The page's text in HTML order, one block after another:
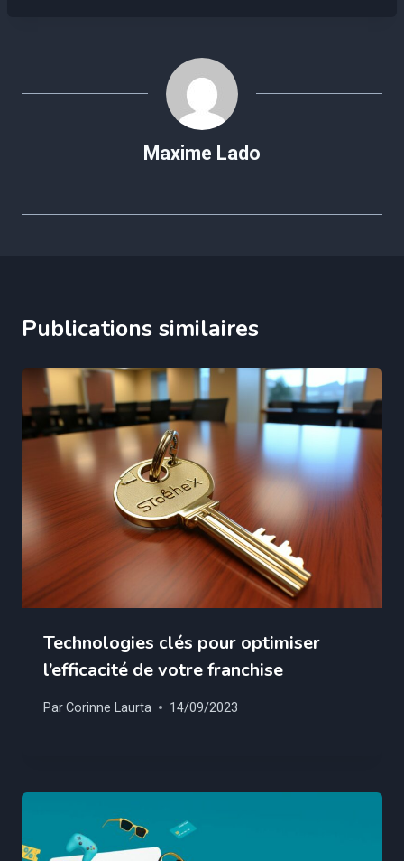
Maxime Lado
Publications similaires
Technologies clés pour optimiser
l’efficacité de votre franchise
ParCorinne Laurta 14/09/2023